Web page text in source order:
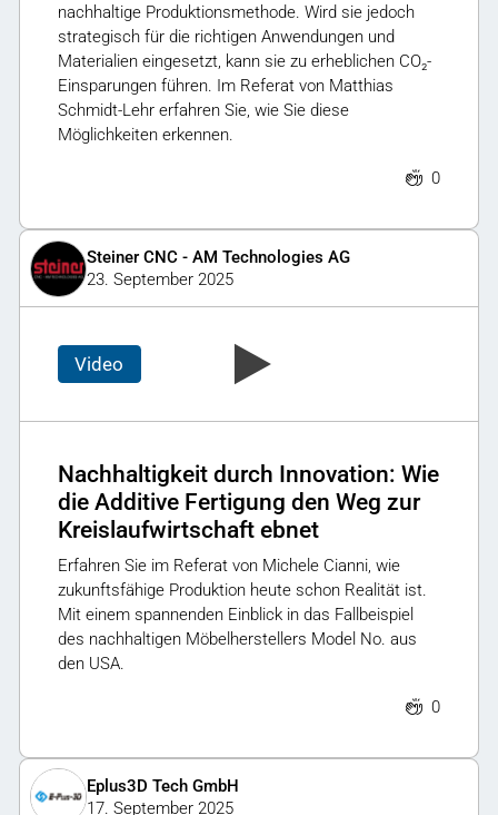
nachhaltige Produktionsmethode. Wird sie jedoch
strategisch für die richtigen Anwendungen und
Materialien eingesetzt, kann sie zu erheblichen CO₂-
Einsparungen führen. Im Referat von Matthias
Schmidt-Lehr erfahren Sie, wie Sie diese
Möglichkeiten erkennen.
0
Steiner CNC - AM Technologies AG
23. September 2025
Video
Nachhaltigkeit durch Innovation: Wie
die Additive Fertigung den Weg zur
Kreislaufwirtschaft ebnet
Erfahren Sie im Referat von Michele Cianni, wie
zukunftsfähige Produktion heute schon Realität ist.
Mit einem spannenden Einblick in das Fallbeispiel
des nachhaltigen Möbelherstellers Model No. aus
den USA.
0
Eplus3D Tech GmbH
17. September 2025